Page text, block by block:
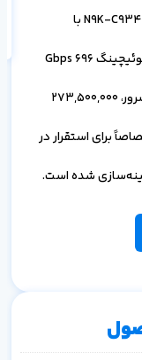
قیمت سوئیچ نکسوس سیسکو N9K-C9348GC-FXP با
مشخصات تراکم پورت 48x 1GbE، ظرفیت سوئیچینگ 696 Gbps
273,500,000
برای استقرار در